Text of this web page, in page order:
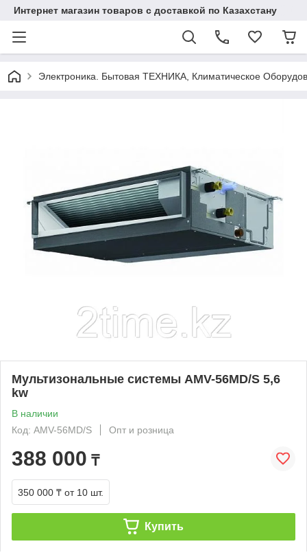
Интернет магазин товаров с доставкой по Казахстану
Электроника. Бытовая ТЕХНИКА, Климатическое
Мультизональные системы AMV-56MD/S 5,6
kw
В наличии
Код: AMV-56MD/S
Опт и розница
388 000 ₸
350 000 ₸ от 10 шт.
Купить